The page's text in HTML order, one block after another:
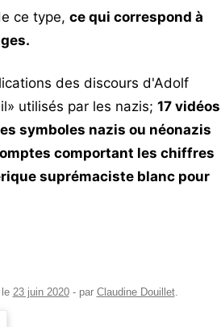
ce type, ce qui correspond à
des discours d'Adolf
utilisés par les nazis; 17 vidéos
symboles nazis ou néonazis
comportant les chiffres
suprémaciste blanc pour
23 juin 2020- par Claudine Douillet.